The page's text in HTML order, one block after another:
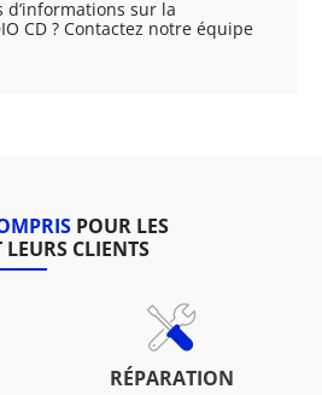
d’informations sur la
CD ? Contactez notre équipe
POUR LES
CLIENTS
RÉPARATION